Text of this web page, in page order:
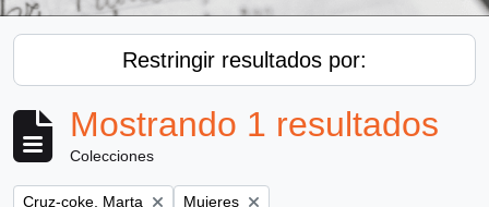
Restringir resultados por:
Mostrando 1 resultados
Colecciones
Remove filter:
Cruz-coke, Marta Remove filter:
Mujeres